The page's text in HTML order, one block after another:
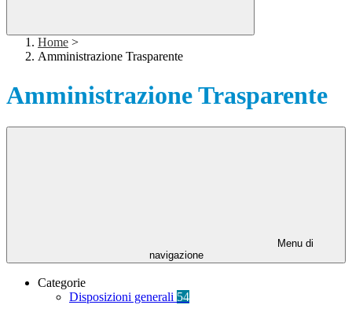
Home >
Amministrazione Trasparente
Amministrazione Trasparente
Menu di
navigazione
Categorie
Disposizioni generali 54